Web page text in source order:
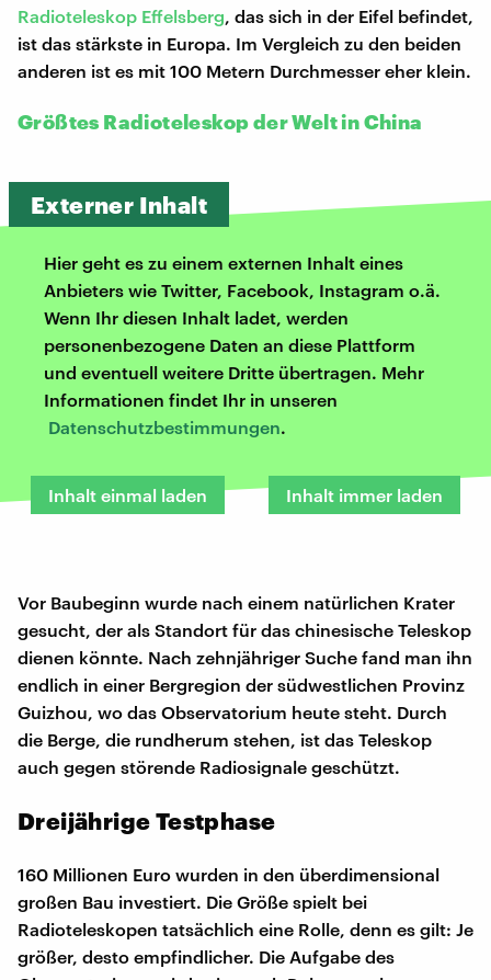
Radioteleskop Effelsberg , das sich in der Eifel befindet,
ist das stärkste in Europa. Im Vergleich zu den beiden
anderen ist es mit 100 Metern Durchmesser eher klein.
Größtes Radioteleskop der Welt in China
Externer Inhalt
Hier geht es zu einem externen Inhalt eines
Anbieters wie Twitter, Facebook, Instagram o.ä.
Wenn Ihr diesen Inhalt ladet, werden
personenbezogene Daten an diese Plattform
und eventuell weitere Dritte übertragen. Mehr
Informationen findet Ihr in unseren
Datenschutzbestimmungen.
Inhalt einmal laden Inhalt immer laden
Vor Baubeginn wurde nach einem natürlichen Krater
gesucht, der als Standort für das chinesische Teleskop
dienen könnte. Nach zehnjähriger Suche fand man ihn
endlich in einer Bergregion der südwestlichen Provinz
Guizhou, wo das Observatorium heute steht. Durch
die Berge, die rundherum stehen, ist das Teleskop
auch gegen störende Radiosignale geschützt.
Dreijährige Testphase
160 Millionen Euro wurden in den überdimensional
großen Bau investiert. Die Größe spielt bei
Radioteleskopen tatsächlich eine Rolle, denn es gilt: Je
größer, desto empfindlicher. Die Aufgabe des